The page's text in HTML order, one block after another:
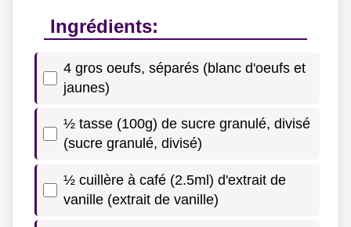
Ingrédients:
4 gros oeufs, séparés (blanc d'oeufs et
jaunes)
½ tasse (100g) de sucre granulé, divisé
(sucre granulé, divisé)
½ cuillère à café (2.5ml) d'extrait de
vanille (extrait de vanille)